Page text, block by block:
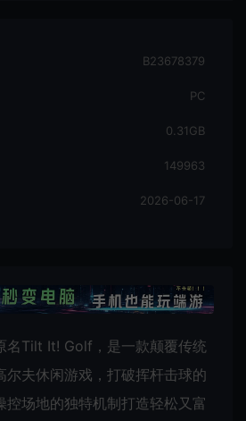
B23678379
PC
0.31GB
149963
2026-06-17
名Tilt It! Golf，是一款颠覆传统
尔夫休闲游戏，打破挥杆击球的
控场地的独特机制打造轻松又富